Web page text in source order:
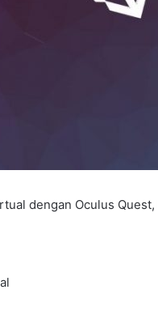
dengan Oculus